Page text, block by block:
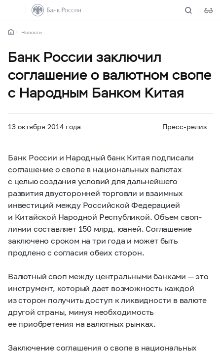
Новости
Банк России заключил
соглашение о валютном свопе
с Народным Банком Китая
13 октября 2014 года Пресс-релиз
Банк России и Народный банк Китая подписали
соглашение о свопе в национальных валютах
с целью создания условий для дальнейшего
развития двусторонней торговли и взаимных
инвестиций между Российской Федерацией
и Китайской Народной Республикой. Объем своп-
линии составляет 150 млрд. юаней. Соглашение
заключено сроком на три года и может быть
продлено с согласия обеих сторон.
Валютный своп между центральными банками — это
инструмент, который дает возможность каждой
из сторон получить доступ к ликвидности в валюте
другой страны, минуя необходимость
ее приобретения на валютных рынках.
Заключение соглашения о свопе в национальных